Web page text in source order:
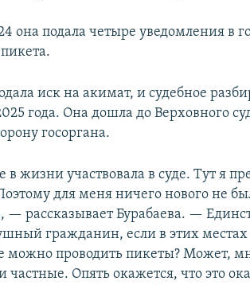
она подала четыре уведомления в
иск на акимат, и судебное
года. Она дошла до Верховного
госоргана.
жизни участвовала в суде. Тут я
для меня ничего нового не
— рассказывает Бурабаева. —
гражданин, если в этих местах
можно проводить пикеты? Может,
частные. Опять окажется, что это